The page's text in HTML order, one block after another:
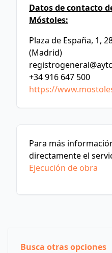
Datos de contacto
Móstoles:
Plaza de España, 1,
(Madrid)
+34 916 647 500
https://
Para más
directamente el
Ejecución de obra
Busca otras opciones